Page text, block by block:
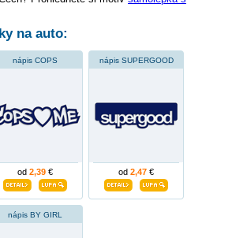
na auto:
nápis COPS
od 2,39 €
nápis SUPERGOOD
od 2,47 €
nápis BY GIRL